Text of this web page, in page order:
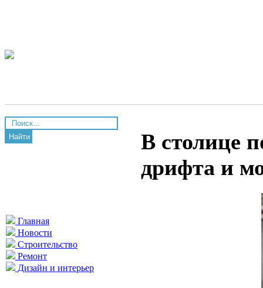
Найти
Главная
Новости
Строительство
Ремонт
Дизайн и интерьер
В столице
дрифта и